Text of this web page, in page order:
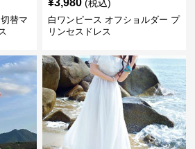
替マ
¥3,980 (税込)
白ワンピース オフショルダー プ
リンセスドレス